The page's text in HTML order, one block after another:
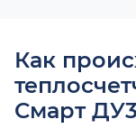
Как
Смарт